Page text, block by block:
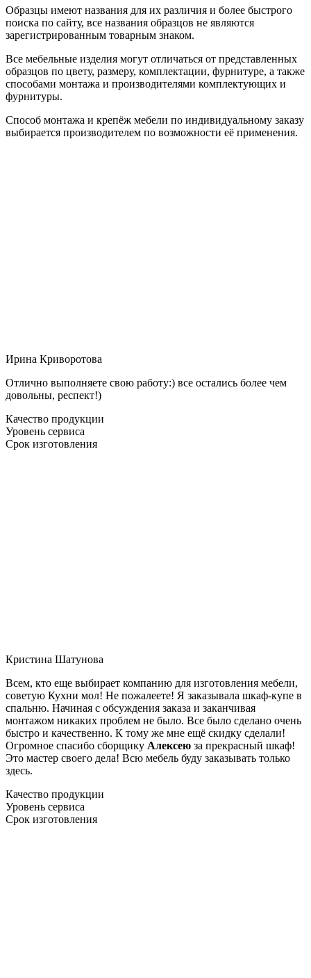
Образцы имеют названия для их различия и более быстрого
поиска по сайту, все названия образцов не являются
зарегистрированным товарным знаком.
Все мебельные изделия могут отличаться от представленных
образцов по цвету, размеру, комплектации, фурнитуре, а также
способами монтажа и производителями комплектующих и
фурнитуры.
Способ монтажа и крепёж мебели по индивидуальному заказу
выбирается производителем по возможности её применения.
Ирина Криворотова
Отлично выполняете свою работу:) все остались более чем
довольны, респект!)
Качество продукции
Уровень сервиса
Срок изготовления
Кристина Шатунова
Всем, кто еще выбирает компанию для изготовления мебели,
советую Кухни мол! Не пожалеете! Я заказывала шкаф-купе в
спальню. Начиная с обсуждения заказа и заканчивая
монтажом никаких проблем не было. Все было сделано очень
быстро и качественно. К тому же мне ещё скидку сделали!
Огромное спасибо сборщику Алексею за прекрасный шкаф!
Это мастер своего дела! Всю мебель буду заказывать только
здесь.
Качество продукции
Уровень сервиса
Срок изготовления